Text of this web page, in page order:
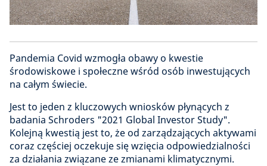
Pandemia Covid wzmogła obawy o kwestie
środowiskowe i społeczne wśród osób inwestujących
na całym świecie.
Jest to jeden z kluczowych wniosków płynących z
badania Schroders "2021 Global Investor Study".
Kolejną kwestią jest to, że od zarządzających aktywami
coraz częściej oczekuje się wzięcia odpowiedzialności
za działania związane ze zmianami klimatycznymi.